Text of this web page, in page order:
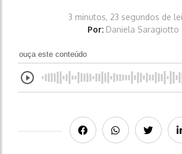
3 minutos, 23 segundos de
Por: Daniela Saragiotto
ouça este conteúdo